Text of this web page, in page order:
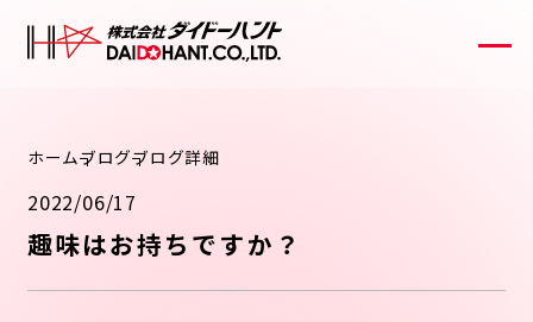
趣味はお持ちですか？
2022/06/17
ホームブログブログ詳細